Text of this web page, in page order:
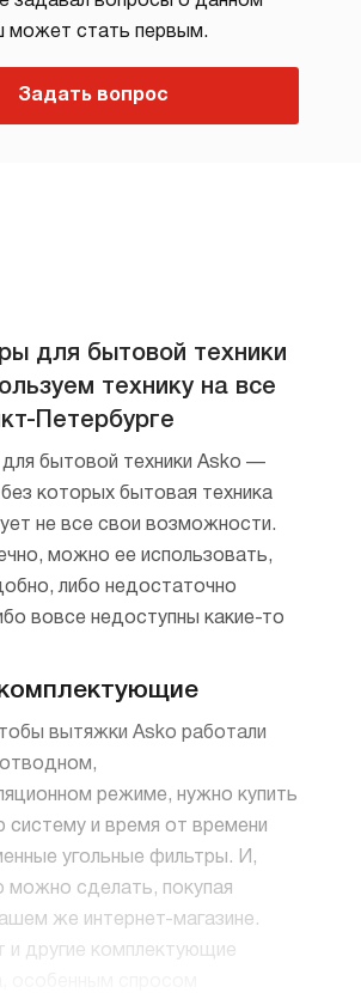
может стать первым.
Задать вопрос
для бытовой техники
технику на все
Петербурге
бытовой техники Asko —
которых бытовая техника
не все свои возможности.
можно ее использовать,
либо недостаточно
вовсе недоступны какие-то
вытяжки Asko работали
режиме, нужно купить
систему и время от времени
угольные фильтры. И,
можно сделать, покупая
же интернет-магазине.
и другие комплектующие